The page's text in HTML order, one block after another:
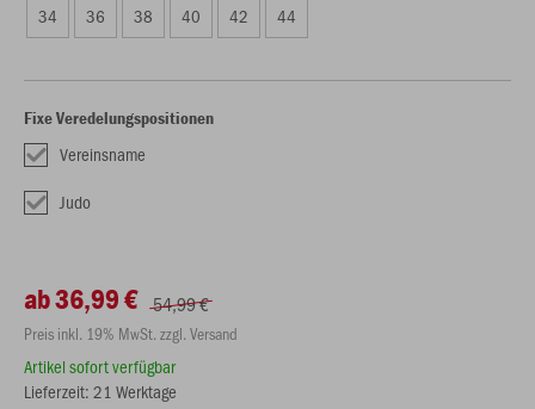
34 36 38 40 42 44
Fixe Veredelungspositionen
Vereinsname
Judo
ab 36,99 € 54,99 €
Preis inkl. 19% MwSt. zzgl. Versand
Artikel sofort verfügbar
Lieferzeit: 21 Werktage